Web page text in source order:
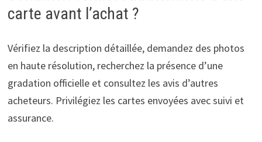
carte avant l’achat ?
Vérifiez la description détaillée, demandez des photos
en haute résolution, recherchez la présence d’une
gradation officielle et consultez les avis d’autres
acheteurs. Privilégiez les cartes envoyées avec suivi et
assurance.